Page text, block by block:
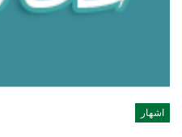
اشهار